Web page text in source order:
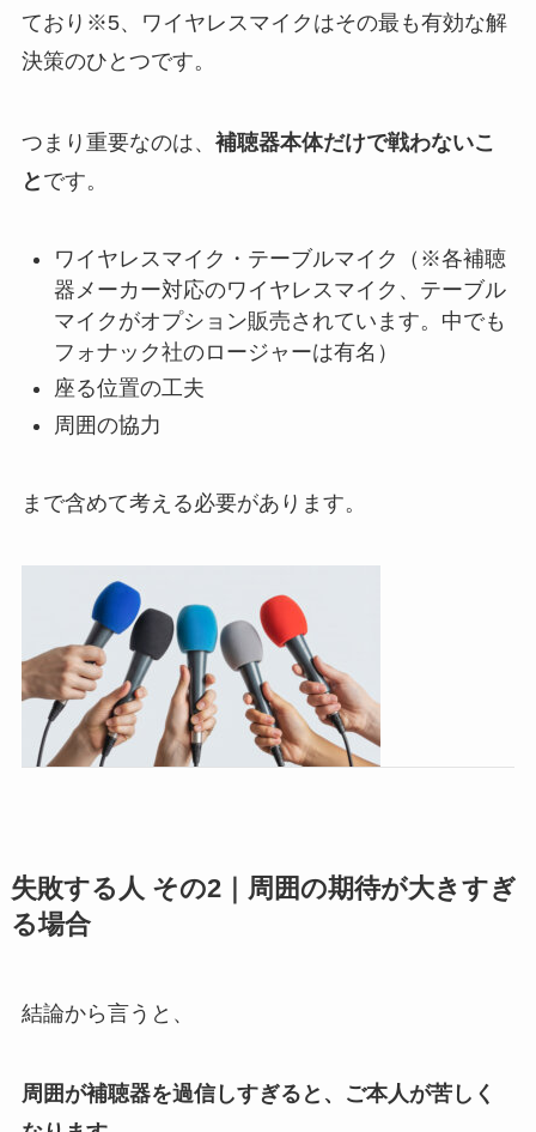
ており※5、ワイヤレスマイクはその最も有効な解
決策のひとつです。
つまり重要なのは、 補聴器本体だけで戦わないこ
と です。
ワイヤレスマイク・テーブルマイク（※各補聴
器メーカー対応のワイヤレスマイク、テーブル
マイクがオプション販売されています。中でも
フォナック社のロージャーは有名）
座る位置の工夫
周囲の協力
まで含めて考える必要があります。
失敗する人 その2｜周囲の期待が大きすぎ
る場合
結論から言うと、
周囲が補聴器を過信しすぎると、ご本人が苦しく